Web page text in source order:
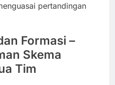
pertandingan
Formasi –
Skema
Tim